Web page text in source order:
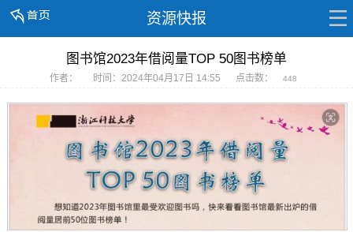
资源快报
图书馆2023年借阅量TOP 50图书榜单
作者： 时间：2024年04月17日 14:55 点击数： 448